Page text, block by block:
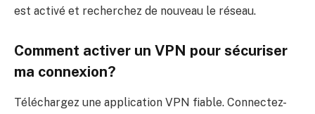
est activé et recherchez de nouveau le réseau.
Comment activer un VPN pour sécuriser
ma connexion?
Téléchargez une application VPN fiable. Connectez-